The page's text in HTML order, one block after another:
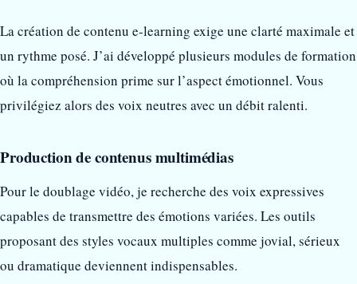
La création de contenu e-learning exige une clarté maximale et
un rythme posé. J’ai développé plusieurs modules de formation
où la compréhension prime sur l’aspect émotionnel. Vous
privilégiez alors des voix neutres avec un débit ralenti.
Production de contenus multimédias
Pour le doublage vidéo, je recherche des voix expressives
capables de transmettre des émotions variées. Les outils
proposant des styles vocaux multiples comme jovial, sérieux
ou dramatique deviennent indispensables.